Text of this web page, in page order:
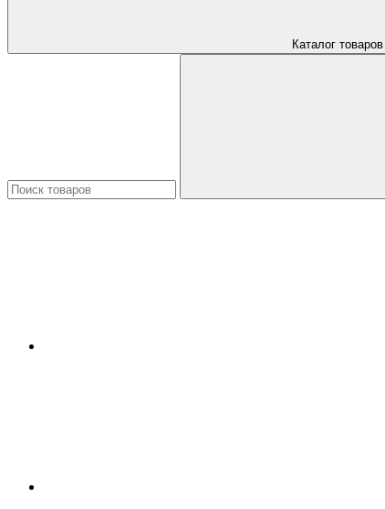
Каталог товаров